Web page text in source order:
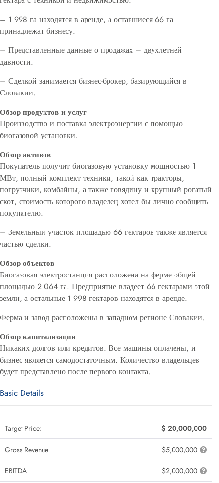
– 1 998 га находятся в аренде, а оставшиеся 66 га
принадлежат бизнесу.
– Представленные данные о продажах – двухлетней
давности.
– Сделкой занимается бизнес-брокер, базирующийся в
Словакии.
Обзор продуктов и услуг
Производство и поставка электроэнергии с помощью
биогазовой установки.
Обзор активов
Покупатель получит биогазовую установку мощностью 1
МВт, полный комплект техники, такой как тракторы,
погрузчики, комбайны, а также говядину и крупный рогатый
скот, стоимость которого владелец хотел бы лично сообщить
покупателю.
– Земельный участок площадью 66 гектаров также является
частью сделки.
Обзор объектов
Биогазовая электростанция расположена на ферме общей
площадью 2 064 га. Предприятие владеет 66 гектарами этой
земли, а остальные 1 998 гектаров находятся в аренде.
Ферма и завод расположены в западном регионе Словакии.
Обзор капитализации
Никаких долгов или кредитов. Все машины оплачены, и
бизнес является самодостаточным. Количество владельцев
будет представлено после первого контакта.
Basic Details
Target Price: $ 20,000,000
Gross Revenue $5,000,000
EBITDA $2,000,000